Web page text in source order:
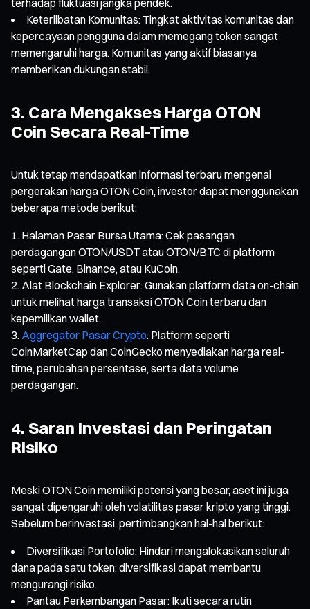
Keterlibatan Komunitas: Tingkat aktivitas komunitas dan
kepercayaan pengguna dalam memegang token sangat
memengaruhi harga. Komunitas yang aktif biasanya
memberikan dukungan stabil.
3. Cara Mengakses Harga OTON
Coin Secara Real-Time
Untuk tetap mendapatkan informasi terbaru mengenai
pergerakan harga OTON Coin, investor dapat menggunakan
beberapa metode berikut:
Halaman Pasar Bursa Utama: Cek pasangan
perdagangan OTON/USDT atau OTON/BTC di platform
seperti Gate, Binance, atau KuCoin.
Alat Blockchain Explorer: Gunakan platform data on-chain
untuk melihat harga transaksi OTON Coin terbaru dan
kepemilikan wallet.
Aggregator Pasar Crypto: Platform seperti
CoinMarketCap dan CoinGecko menyediakan harga real-
time, perubahan persentase, serta data volume
perdagangan.
4. Saran Investasi dan Peringatan
Risiko
Meski OTON Coin memiliki potensi yang besar, aset ini juga
sangat dipengaruhi oleh volatilitas pasar kripto yang tinggi.
Sebelum berinvestasi, pertimbangkan hal-hal berikut:
Diversifikasi Portofolio: Hindari mengalokasikan seluruh
dana pada satu token; diversifikasi dapat membantu
mengurangi risiko.
Pantau Perkembangan Pasar: Ikuti secara rutin